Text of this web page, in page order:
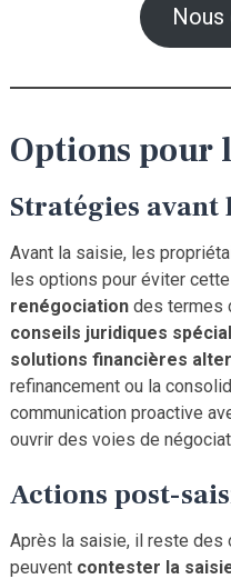
Options pour
Stratégies avant
Avant la saisie, les
les options pour éviter
renégociationdes termes
conseils juridiques
solutions financières
refinancement ou la
communication proactive
ouvrir des voies de
Actions post-
Après la saisie, il reste des
peuvent contester la